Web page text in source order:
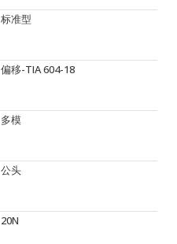
标准型
偏移-TIA 604-18
多模
公头
20N